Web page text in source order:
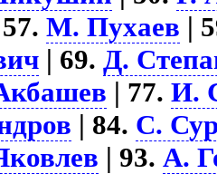
57.М. Пухаев |
| 69.Д.
| 77.И.
| 84. С.
| 93.А.